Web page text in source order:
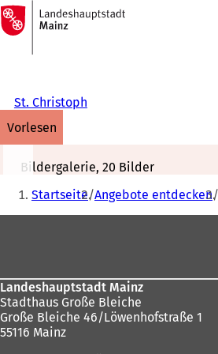
Inhalt anspringen
Zur
Startseite
St. Christoph
vorlesen
Bildergalerie, 20 Bilder
Sie
befinden
Startseite Angebote entdecken
Landeshauptstadt Mainz
Stadthaus Große Bleiche
Große Bleiche 46/Löwenhofstraße 1
55116 Mainz